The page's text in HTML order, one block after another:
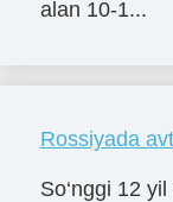
alan 10-1...
Rossiyada
So‘nggi 12